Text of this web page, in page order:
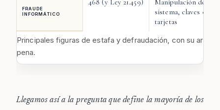
Principales figuras de estafa y defraudación, con su
pena.
FRAUDE
INFORMÁTICO
468 (y Ley 21.459)
Manipulación de
sistema, claves o
tarjetas
Llegamos así a la pregunta que define la mayoría de los